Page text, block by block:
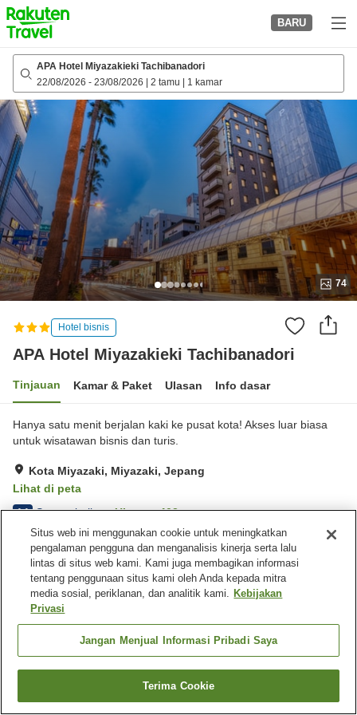
to
top
page
BARU
APA Hotel Miyazakieki Tachibanadori
22/08/2026 - 23/08/2026 2 tamu 1 kamar
74
Hotel bisnis
APA Hotel Miyazakieki Tachibanadori
Tinjauan Kamar & Paket Ulasan Info dasar
Hanya satu menit berjalan kaki ke pusat kota! Akses luar biasa
untuk wisatawan bisnis dan turis.
Kota Miyazaki, Miyazaki, Jepang
Lihat di peta
4.1 Sangat baik Ulasan:402
Fasilitas properti
Wi-Fi
Restoran
Mesin penjual otomatis
Microwave bersama
Jepang Miyazaki
Kota Miyazaki
APA Hotel Miyazakieki Tachibanadori
Cari kamar
Situs web ini menggunakan cookie untuk meningkatkan
pengalaman pengguna dan menganalisis kinerja serta lalu
lintas di situs web kami. Kami juga membagikan informasi
tentang penggunaan situs kami oleh Anda kepada mitra
media sosial, periklanan, dan analitik kami. Kebijakan
Privasi
Jangan Menjual Informasi Pribadi Saya
Terima Cookie